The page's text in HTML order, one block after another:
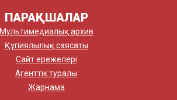
ПАРАҚШАЛАР
Мультимедиалық архив
Құпиялылық саясаты
Сайт ережелері
Агенттік туралы
Жарнама